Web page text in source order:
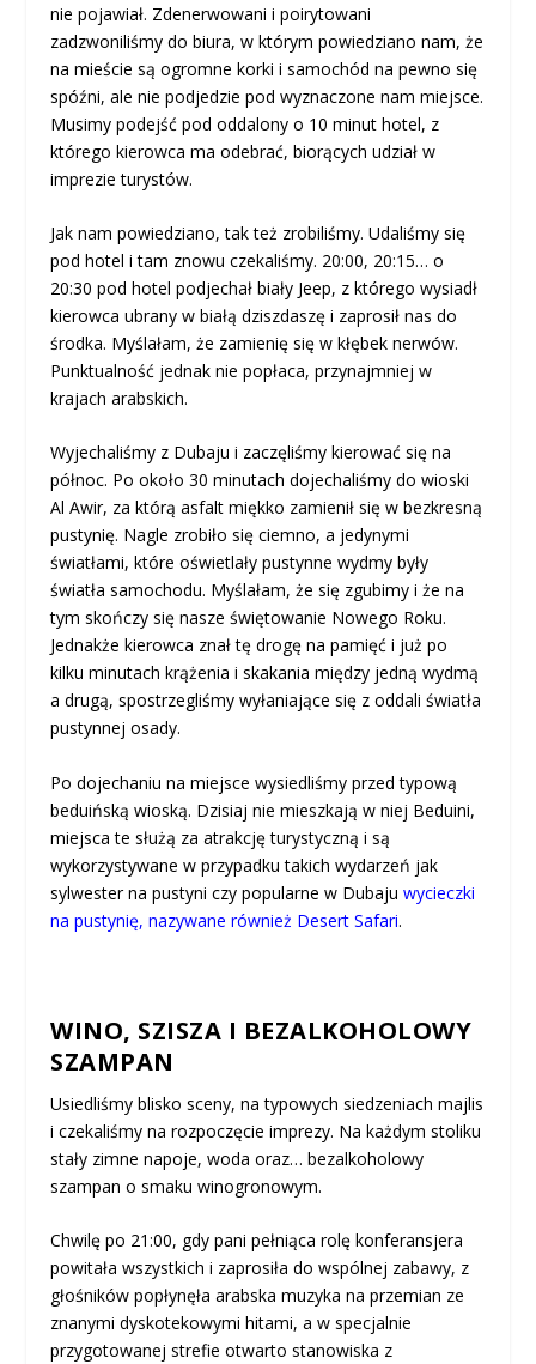
nie pojawiał. Zdenerwowani i poirytowani
zadzwoniliśmy do biura, w którym powiedziano nam, że
na mieście są ogromne korki i samochód na pewno się
spóźni, ale nie podjedzie pod wyznaczone nam miejsce.
Musimy podejść pod oddalony o 10 minut hotel, z
którego kierowca ma odebrać, biorących udział w
imprezie turystów.
Jak nam powiedziano, tak też zrobiliśmy. Udaliśmy się
pod hotel i tam znowu czekaliśmy. 20:00, 20:15… o
20:30 pod hotel podjechał biały Jeep, z którego wysiadł
kierowca ubrany w białą dziszdaszę i zaprosił nas do
środka. Myślałam, że zamienię się w kłębek nerwów.
Punktualność jednak nie popłaca, przynajmniej w
krajach arabskich.
Wyjechaliśmy z Dubaju i zaczęliśmy kierować się na
północ. Po około 30 minutach dojechaliśmy do wioski
Al Awir, za którą asfalt miękko zamienił się w bezkresną
pustynię. Nagle zrobiło się ciemno, a jedynymi
światłami, które oświetlały pustynne wydmy były
światła samochodu. Myślałam, że się zgubimy i że na
tym skończy się nasze świętowanie Nowego Roku.
Jednakże kierowca znał tę drogę na pamięć i już po
kilku minutach krążenia i skakania między jedną wydmą
a drugą, spostrzegliśmy wyłaniające się z oddali światła
pustynnej osady.
Po dojechaniu na miejsce wysiedliśmy przed typową
beduińską wioską. Dzisiaj nie mieszkają w niej Beduini,
miejsca te służą za atrakcję turystyczną i są
wykorzystywane w przypadku takich wydarzeń jak
sylwester na pustyni czy popularne w Dubajuwycieczki
na pustynię, nazywane również Desert Safari.
WINO, SZISZA I BEZALKOHOLOWY
SZAMPAN
Usiedliśmy blisko sceny, na typowych siedzeniach majlis
i czekaliśmy na rozpoczęcie imprezy. Na każdym stoliku
stały zimne napoje, woda oraz… bezalkoholowy
szampan o smaku winogronowym.
Chwilę po 21:00, gdy pani pełniąca rolę konferansjera
powitała wszystkich i zaprosiła do wspólnej zabawy, z
głośników popłynęła arabska muzyka na przemian ze
znanymi dyskotekowymi hitami, a w specjalnie
przygotowanej strefie otwarto stanowiska z